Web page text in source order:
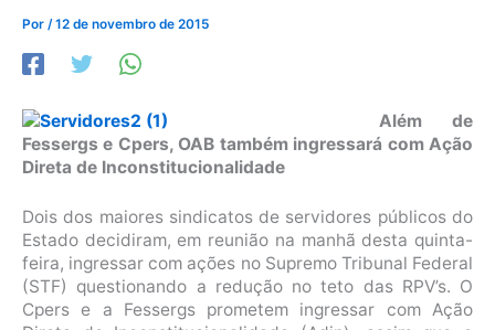
Por /12 de novembro de 2015
Além de
Fessergs e Cpers, OAB também ingressará com Ação
Direta de Inconstitucionalidade
Dois dos maiores sindicatos de servidores públicos do
Estado decidiram, em reunião na manhã desta quinta-
feira, ingressar com ações no Supremo Tribunal Federal
(STF) questionando a redução no teto das RPV’s. O
Cpers e a Fessergs prometem ingressar com Ação